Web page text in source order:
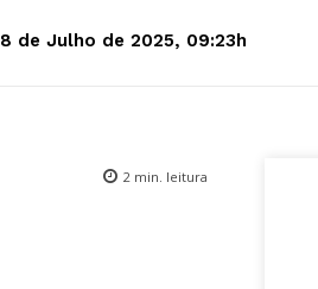
8 de Julho de 2025, 09:23h
2min. leitura